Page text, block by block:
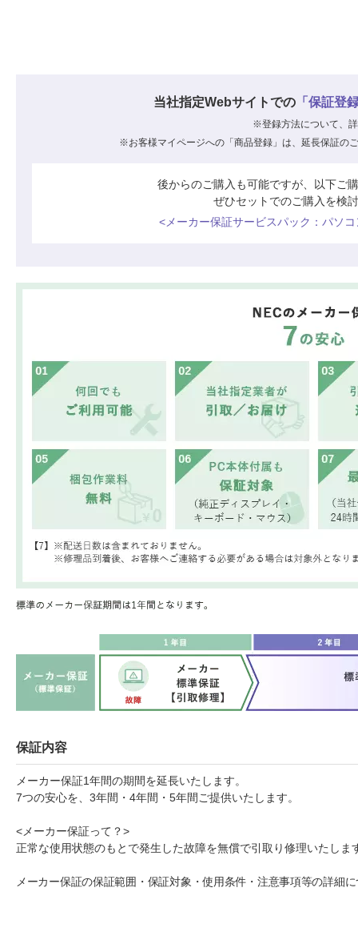
当社指定Webサイトでの 「保証登
※登録方法について、
※お客様マイページへの「商品登録」は、延長保証の
後からのご購入も可能ですが、以下ご
ぜひセットでのご購入を検
<メーカー保証サービスパック：パソ
保証内容
メーカー保証1年間の期間を延長いたします。
7つの安心を、3年間・4年間・5年間ご提供いたします。
<メーカー保証って？>
正常な使用状態のもとで発生した故障を無償で引取り修理いたし
メーカー保証の保証範囲・保証対象・使用条件・注意事項等の詳細